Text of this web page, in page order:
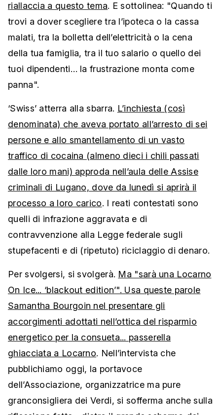
riallaccia a questo tema. E sottolinea: "Quando ti
trovi a dover scegliere tra l’ipoteca o la cassa
malati, tra la bolletta dell’elettricità o la cena
della tua famiglia, tra il tuo salario o quello dei
tuoi dipendenti… la frustrazione monta come
panna".
‘Swiss’ atterra alla sbarra. L’inchiesta (così
denominata) che aveva portato all’arresto di sei
persone e allo smantellamento di un vasto
traffico di cocaina (almeno dieci i chili passati
dalle loro mani) approda nell’aula delle Assise
criminali di Lugano, dove da lunedì si aprirà il
processo a loro carico. I reati contestati sono
quelli di infrazione aggravata e di
contravvenzione alla Legge federale sugli
stupefacenti e di (ripetuto) riciclaggio di denaro.
Per svolgersi, si svolgerà. Ma "sarà una Locarno
On Ice... ‘blackout edition’". Usa queste parole
Samantha Bourgoin nel presentare gli
accorgimenti adottati nell’ottica del risparmio
energetico per la consueta... passerella
ghiacciata a Locarno. Nell’intervista che
pubblichiamo oggi, la portavoce
dell’Associazione, organizzatrice ma pure
granconsigliera dei Verdi, si sofferma anche sulla